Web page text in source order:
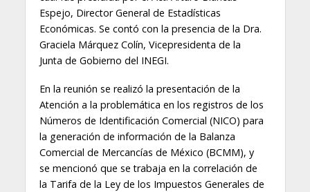
Espejo, Director General de Estadísticas
Económicas. Se contó con la presencia de la Dra.
Graciela Márquez Colín, Vicepresidenta de la
Junta de Gobierno del INEGI.
En la reunión se realizó la presentación de la
Atención a la problemática en los registros de los
Números de Identificación Comercial (NICO) para
la generación de información de la Balanza
Comercial de Mercancías de México (BCMM), y
se mencionó que se trabaja en la correlación de
la Tarifa de la Ley de los Impuestos Generales de